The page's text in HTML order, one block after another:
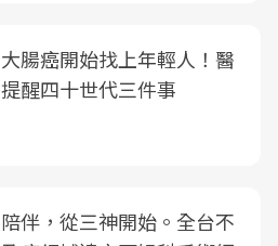
大腸癌開始找上年輕人！醫
提醒四十世代三件事
陪伴，從三神開始。全台不